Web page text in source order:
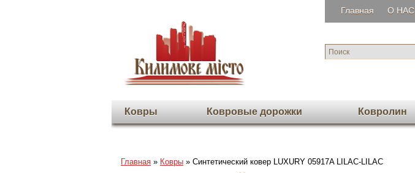
Главная О НАС
Ковры Ковровые дорожки Ковролин
Главная » Ковры » Синтетический ковер LUXURY 05917A LILAC-LILAC